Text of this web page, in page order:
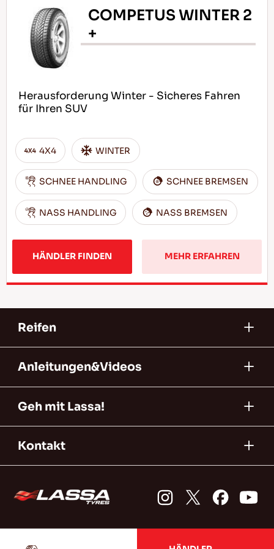
COMPETUS WINTER 2
+
Herausforderung Winter - Sicheres Fahren
für Ihren SUV
4X4 WINTER
SCHNEE HANDLING SCHNEE BREMSEN
NASS HANDLING NASS BREMSEN
HÄNDLER FINDEN MEHR ERFAHREN
Reifen
Anleitungen&Videos
Geh mit Lassa!
Kontakt